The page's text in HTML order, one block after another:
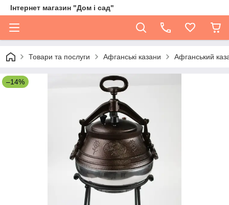
Інтернет магазин "Дом і сад"
Товари та послуги Афганські казани Афганський
–14%